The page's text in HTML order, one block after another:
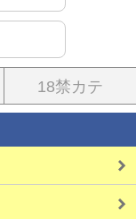
18禁カテ